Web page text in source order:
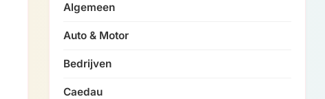
Algemeen
Auto & Motor
Bedrijven
Caedau